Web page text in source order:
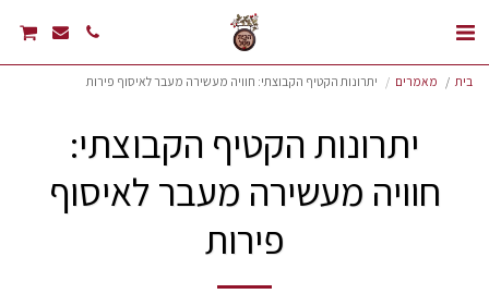
בית מאמרים יתרונות הקטיף הקבוצתי: חוויה מעשירה מעבר לאיסוף פירות
יתרונות הקטיף הקבוצתי:
חוויה מעשירה מעבר לאיסוף
פירות